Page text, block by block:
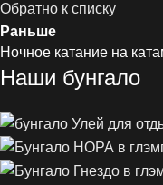
Обратно к списку
Раньше
Ночное катание на
Наши бунгало